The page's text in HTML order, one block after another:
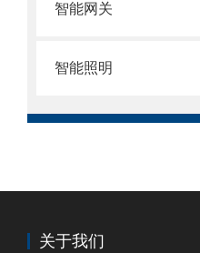
智能网关
智能照明
关于我们